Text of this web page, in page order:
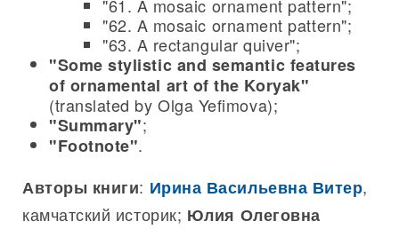
"61. A mosaic ornament pattern";
"62. A mosaic ornament pattern";
"63. A rectangular quiver";
"Some stylistic and semantic features
of ornamental art of the Koryak"
(translated by Olga Yefimova);
"Summary";
"Footnote".
Авторы книги: Ирина Васильевна Витер,
камчатский историк; Юлия Олеговна